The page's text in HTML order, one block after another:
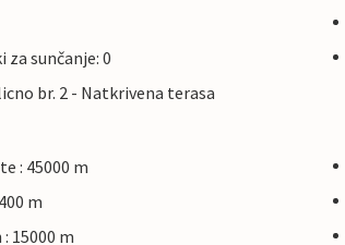
za sunčanje: 0
br. 2 - Natkrivena terasa
: 45000 m
m
15000 m